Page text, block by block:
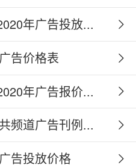
年广告投放...
告价格表
年广告报价...
频道广告刊例...
告投放价格